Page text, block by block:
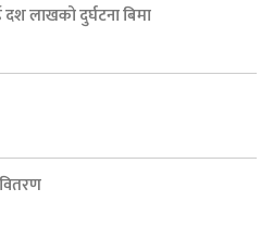
लाखको दुर्घटना बिमा